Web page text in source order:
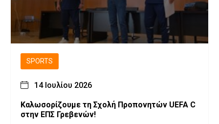
SPORTS
14 Ιουλίου 2026
Καλωσορίζουμε τη Σχολή Προπονητών UEFA C
στην ΕΠΣ Γρεβενών!